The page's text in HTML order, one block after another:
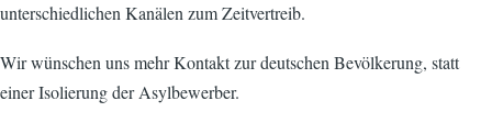
unterschiedlichen Kanälen zum Zeitvertreib.
Wir wünschen uns mehr Kontakt zur deutschen Bevölkerung, statt
einer Isolierung der Asylbewerber.